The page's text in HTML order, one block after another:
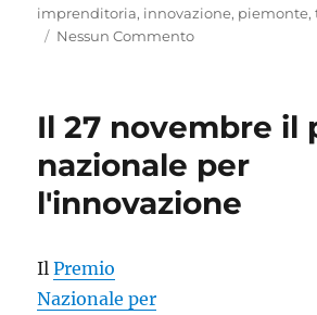
imprenditoria, innovazione, piemonte,
Nessun Commento
Il 27 novembre il
nazionale per
l'innovazione
IlPremio
Nazionale per